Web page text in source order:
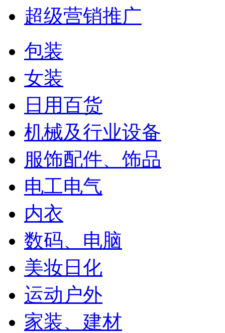
超级营销推广
包装
女装
日用百货
机械及行业设备
服饰配件、饰品
电工电气
内衣
数码、电脑
美妆日化
运动户外
家装、建材